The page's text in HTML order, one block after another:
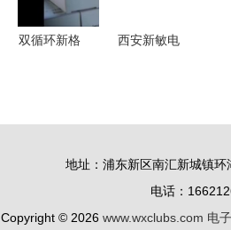
图
双循环新格
西安新敏电
地址：浦东新区南汇新城镇环
电话：
Copyright © 2026 www.wxclubs.com 电